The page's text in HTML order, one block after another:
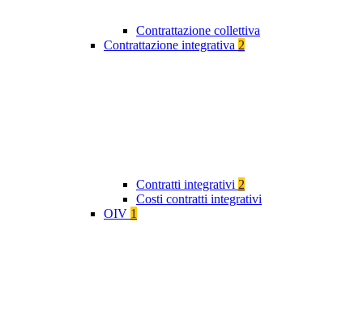
Contrattazione collettiva
Contrattazione integrativa 2
Contratti integrativi 2
Costi contratti integrativi
OIV 1